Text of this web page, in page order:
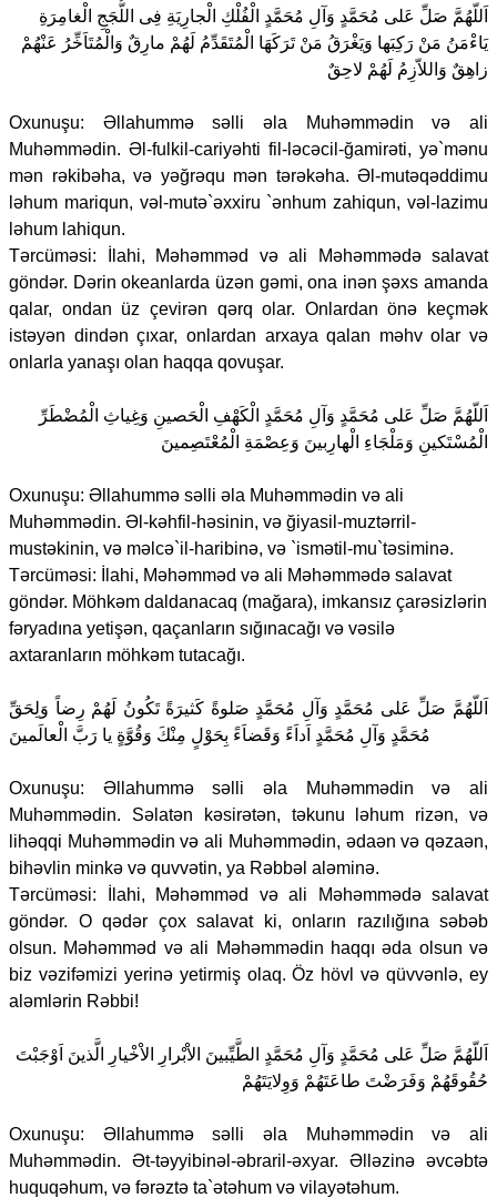
اَللّهُمَّ صَلِّ عَلى مُحَمَّدٍ وَآلِ مُحَمَّدٍ الْفُلْكِ الْجارِيَةِ فِى اللُّجَجِ الْغامِرَةِ
يَاءْمَنُ مَنْ رَكِبَها وَيَغْرَقُ مَنْ تَرَكَهَا الْمُتَقَدِّمُ لَهُمْ مارِقٌ وَالْمُتَاَخِّرُ عَنْهُمْ
زاهِقٌ وَاللاّزِمُ لَهُمْ لاحِقٌ
Oxunuşu: Əllahummə səlli əla Muhəmmədin və ali
Muhəmmədin. Əl-fulkil-cariyəhti fil-ləcəcil-ğamirəti, yə`mənu
mən rəkibəha, və yəğrəqu mən tərəkəha. Əl-mutəqəddimu
ləhum mariqun, vəl-mutə`əxxiru `ənhum zahiqun, vəl-lazimu
ləhum lahiqun.
Tərcüməsi: İlahi, Məhəmməd və ali Məhəmmədə salavat
göndər. Dərin okeanlarda üzən gəmi, ona inən şəxs amanda
qalar, ondan üz çevirən qərq olar. Onlardan önə keçmək
istəyən dindən çıxar, onlardan arxaya qalan məhv olar və
onlarla yanaşı olan haqqa qovuşar.
اَللّهُمَّ صَلِّ عَلى مُحَمَّدٍ وَآلِ مُحَمَّدٍ الْكَهْفِ الْحَصينِ وَغِياثِ الْمُضْطَرِّ
الْمُسْتَكينِ وَمَلْجَاءِ الْهارِبينَ وَعِصْمَةِ الْمُعْتَصِمينَ
Oxunuşu: Əllahummə səlli əla Muhəmmədin və ali
Muhəmmədin. Əl-kəhfil-həsinin, və ğiyasil-muztərril-
mustəkinin, və məlcə`il-haribinə, və `ismətil-mu`təsiminə.
Tərcüməsi: İlahi, Məhəmməd və ali Məhəmmədə salavat
göndər. Möhkəm daldanacaq (mağara), imkansız çarəsizlərin
fəryadına yetişən, qaçanların sığınacağı və vəsilə
axtaranların möhkəm tutacağı.
اَللّهُمَّ صَلِّ عَلى مُحَمَّدٍ وَآلِ مُحَمَّدٍ صَلوةً كَثيرَةً تَكُونُ لَهُمْ رِضاً وَلِحَقِّ
مُحَمَّدٍ وَآلِ مُحَمَّدٍ اَداَءً وَقَضاَءً بِحَوْلٍ مِنْكَ وَقُوَّةٍ يا رَبَّ الْعالَمينَ
Oxunuşu: Əllahummə səlli əla Muhəmmədin və ali
Muhəmmədin. Səlatən kəsirətən, təkunu ləhum rizən, və
lihəqqi Muhəmmədin və ali Muhəmmədin, ədaən və qəzaən,
bihəvlin minkə və quvvətin, ya Rəbbəl aləminə.
Tərcüməsi: İlahi, Məhəmməd və ali Məhəmmədə salavat
göndər. O qədər çox salavat ki, onların razılığına səbəb
olsun. Məhəmməd və ali Məhəmmədin haqqı əda olsun və
biz vəzifəmizi yerinə yetirmiş olaq. Öz hövl və qüvvənlə, ey
aləmlərin Rəbbi!
اَللّهُمَّ صَلِّ عَلى مُحَمَّدٍ وَآلِ مُحَمَّدٍ الطَّيِّبينَ الاْبْرارِ الاْخْيارِ الَّذينَ اَوْجَبْتَ
حُقُوقَهُمْ وَفَرَضْتَ طاعَتَهُمْ وَوِلايَتَهُمْ
Oxunuşu: Əllahummə səlli əla Muhəmmədin və ali
Muhəmmədin. Ət-təyyibinəl-əbraril-əxyar. Əlləzinə əvcəbtə
huquqəhum, və fərəztə ta`ətəhum və vilayətəhum.